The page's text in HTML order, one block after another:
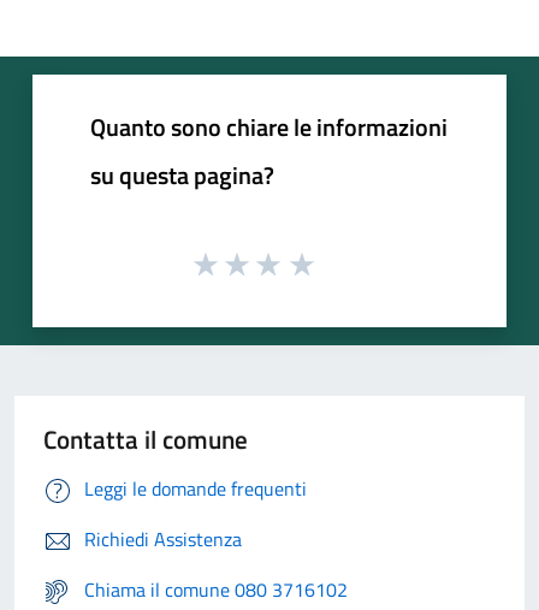
Quanto sono chiare le informazioni
su questa pagina?
Contatta il comune
Leggi le domande frequenti
Richiedi Assistenza
Chiama il comune 080 3716102